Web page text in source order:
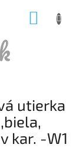
utierka
kar. -W1